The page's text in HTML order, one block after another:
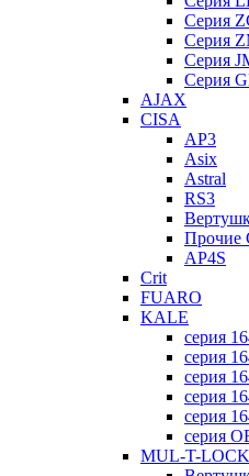
Серия
Серия
Серия
Серия
AJAX
CISA
AP3
Asix
Astral
RS3
Прочие
AP4S
Crit
FUARO
KALE
серия
серия
серия
серия
серия
серия
MUL-T-LOCK